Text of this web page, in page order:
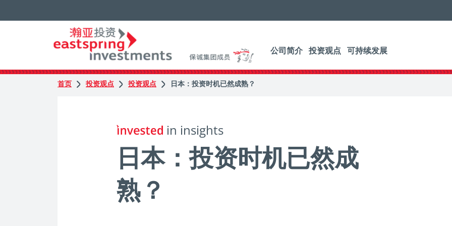
公司简介 投资观点 可持续发展
首页 投资观点 投资观点 日本：投资时机已然成熟？
in insights
日本：投资时机已然成
熟？